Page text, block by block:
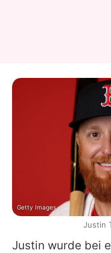
Justin wurde bei
Getty Images
Justin